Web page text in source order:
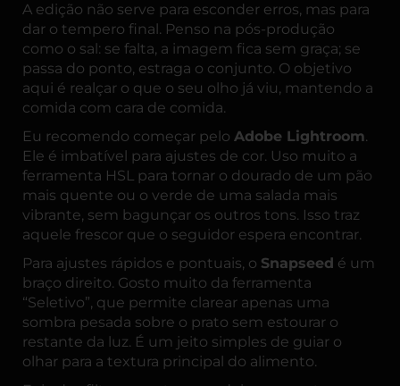
A edição não serve para esconder erros, mas para
dar o tempero final. Penso na pós-produção
como o sal: se falta, a imagem fica sem graça; se
passa do ponto, estraga o conjunto. O objetivo
aqui é realçar o que o seu olho já viu, mantendo a
comida com cara de comida.
Eu recomendo começar pelo Adobe Lightroom.
Ele é imbatível para ajustes de cor. Uso muito a
ferramenta HSL para tornar o dourado de um pão
mais quente ou o verde de uma salada mais
vibrante, sem bagunçar os outros tons. Isso traz
aquele frescor que o seguidor espera encontrar.
Para ajustes rápidos e pontuais, o Snapseed é um
braço direito. Gosto muito da ferramenta
“Seletivo”, que permite clarear apenas uma
sombra pesada sobre o prato sem estourar o
restante da luz. É um jeito simples de guiar o
olhar para a textura principal do alimento.